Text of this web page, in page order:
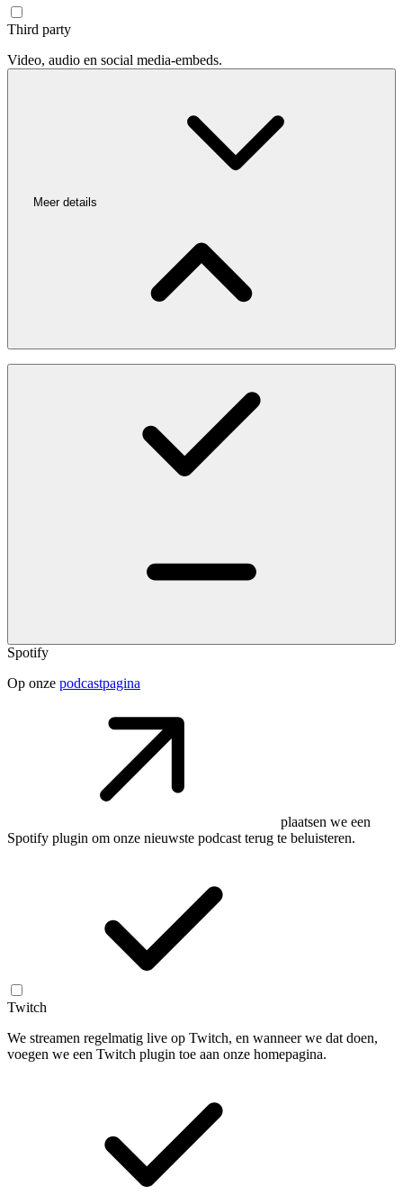
Third party
Video, audio en social media-embeds.
Meer details
Spotify
Op onze podcastpagina
plaatsen we een
Spotify plugin om onze nieuwste podcast terug te beluisteren.
Twitch
We streamen regelmatig live op Twitch, en wanneer we dat doen,
voegen we een Twitch plugin toe aan onze homepagina.